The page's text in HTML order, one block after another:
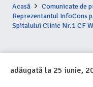
Acasă
Comunicate de
Reprezentantul InfoCons
Spitalului Clinic Nr.1 CF
adăugată la 25 iunie,